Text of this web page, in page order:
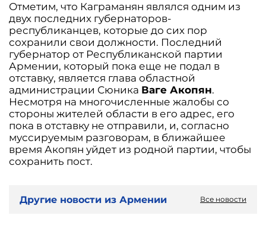
Отметим, что Каграманян являлся одним из
двух последних губернаторов-
республиканцев, которые до сих пор
сохранили свои должности. Последний
губернатор от Республиканской партии
Армении, который пока еще не подал в
отставку, является глава областной
администрации Сюника Ваге Акопян.
Несмотря на многочисленные жалобы со
стороны жителей области в его адрес, его
пока в отставку не отправили, и, согласно
муссируемым разговорам, в ближайшее
время Акопян уйдет из родной партии, чтобы
сохранить пост.
Другие новости из Армении Все новости